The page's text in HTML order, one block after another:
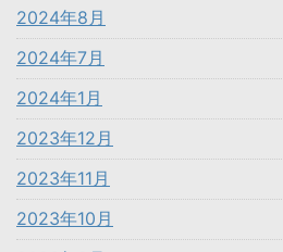
2024年8月
2024年7月
2024年1月
2023年12月
2023年11月
2023年10月